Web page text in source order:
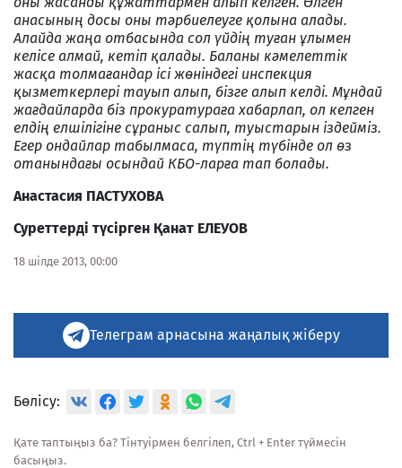
анасының досы оны тәрбиелеуге қолына алады.
Алайда жаңа отбасында сол үйдің туған ұлымен
келісе алмай, кетіп қалады. Баланы кәмелеттік
жасқа толмағандар ісі жөніндегі инспекция
қызметкерлері тауып алып, бізге алып келді. Мұндай
жағдайларда біз прокуратураға хабарлап, ол келген
елдің елшілігіне сұраныс салып, туыстарын іздейміз.
Егер ондайлар табылмаса, түптің түбінде ол өз
отанындағы осындай КБО-ларға тап болады.
Анастасия ПАСТУХОВА
Суреттерді түсірген Қанат ЕЛЕУОВ
18 шілде 2013, 00:00
Телеграм арнасына жаңалық жіберу
Бөлісу:
Қате таптыңыз ба? Тінтуірмен белгілеп, Ctrl + Enter түймесін
басыңыз.